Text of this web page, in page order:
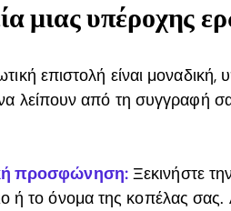
μιας υπέροχης
επιστολή είναι
λείπουν από τη συγγραφή
προσφώνηση:Ξεκινήστε
ή το όνομα της κοπέλας